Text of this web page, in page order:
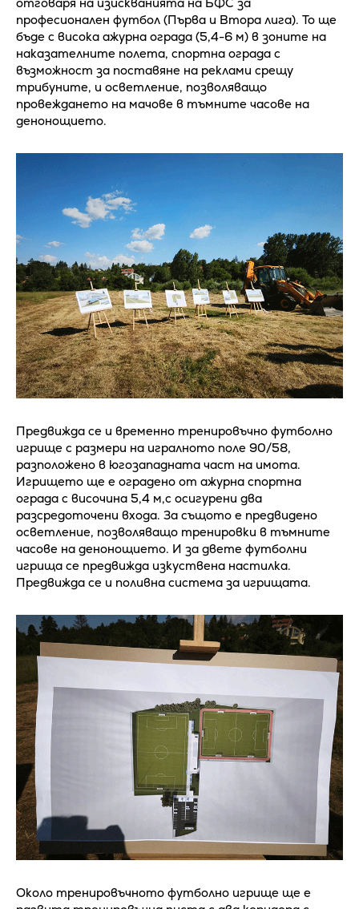
професионален футбол (Първа и Втора лига). То ще
бъде с висока ажурна ограда (5,4-6 м) в зоните на
наказателните полета, спортна ограда с
възможност за поставяне на реклами срещу
трибуните, и осветление, позволяващо
провеждането на мачове в тъмните часове на
денонощието.
Предвижда се и временно тренировъчно футболно
игрище с размери на игралното поле 90/58,
разположено в югозападната част на имота.
Игрището ще е оградено от ажурна спортна
ограда с височина 5,4 м,с осигурени два
разсредоточени входа. За същото е предвидено
осветление, позволяващо тренировки в тъмните
часове на денонощието. И за двете футболни
игрища се предвижда изкуствена настилка.
Предвижда се и поливна система за игрищата.
Около тренировъчното футболно игрище ще е